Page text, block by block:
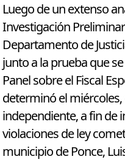
Luego de un extenso
Investigación
Departamento de
junto a la prueba que
Panel sobre el Fiscal
determinó el
independiente, a fin de
violaciones de ley
municipio de Ponce,